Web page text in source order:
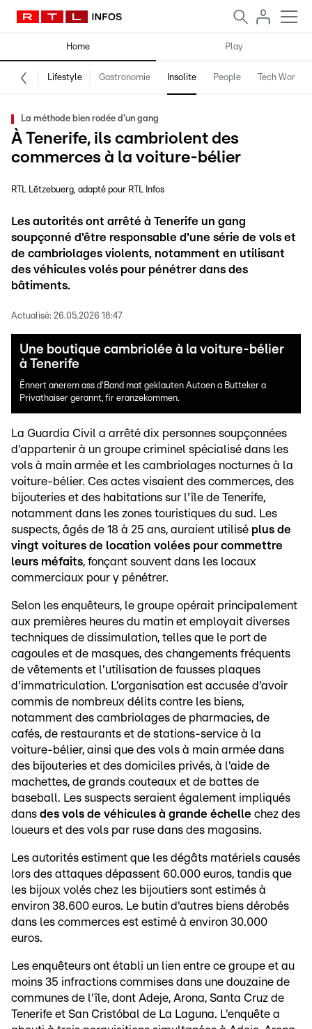
Home Play
Lifestyle Gastronomie Insolite People Tech World
La méthode bien rodée d'un gang
À Tenerife, ils cambriolent des
commerces à la voiture-bélier
RTL Lëtzebuerg adapté pour RTL Infos
Les autorités ont arrêté à Tenerife un gang
soupçonné d'être responsable d'une série de vols et
de cambriolages violents, notamment en utilisant
des véhicules volés pour pénétrer dans des
bâtiments.
Actualisé: 26.05.2026 18:47
Une boutique cambriolée à la voiture-bélier
à Tenerife
Ënnert anerem ass d'Band mat geklauten Autoen a Butteker a
Privathaiser gerannt, fir eranzekommen.
La Guardia Civil a arrêté dix personnes soupçonnées
d'appartenir à un groupe criminel spécialisé dans les
vols à main armée et les cambriolages nocturnes à la
voiture-bélier. Ces actes visaient des commerces, des
bijouteries et des habitations sur l'île de Tenerife,
notamment dans les zones touristiques du sud. Les
suspects, âgés de 18 à 25 ans, auraient utilisé plus de
vingt voitures de location volées pour commettre
leurs méfaits, fonçant souvent dans les locaux
commerciaux pour y pénétrer.
Selon les enquêteurs, le groupe opérait principalement
aux premières heures du matin et employait diverses
techniques de dissimulation, telles que le port de
cagoules et de masques, des changements fréquents
de vêtements et l'utilisation de fausses plaques
d'immatriculation. L'organisation est accusée d'avoir
commis de nombreux délits contre les biens,
notamment des cambriolages de pharmacies, de
cafés, de restaurants et de stations-service à la
voiture-bélier, ainsi que des vols à main armée dans
des bijouteries et des domiciles privés, à l'aide de
machettes, de grands couteaux et de battes de
baseball. Les suspects seraient également impliqués
dans des vols de véhicules à grande échelle chez des
loueurs et des vols par ruse dans des magasins.
Les autorités estiment que les dégâts matériels causés
lors des attaques dépassent 60.000 euros, tandis que
les bijoux volés chez les bijoutiers sont estimés à
environ 38.600 euros. Le butin d'autres biens dérobés
dans les commerces est estimé à environ 30.000
euros.
Les enquêteurs ont établi un lien entre ce groupe et au
moins 35 infractions commises dans une douzaine de
communes de l'île, dont Adeje, Arona, Santa Cruz de
Tenerife et San Cristóbal de La Laguna. L'enquête a